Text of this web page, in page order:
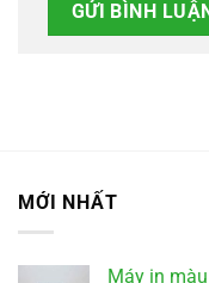
MỚI NHẤT
Máy in